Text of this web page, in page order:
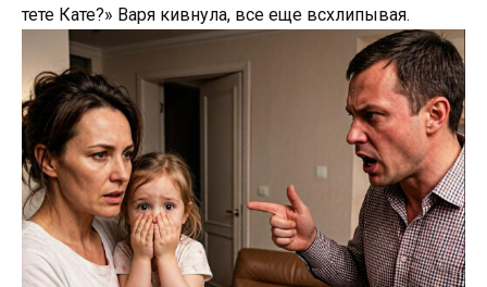
тете Кате?» Варя кивнула, все еще всхлипывая.